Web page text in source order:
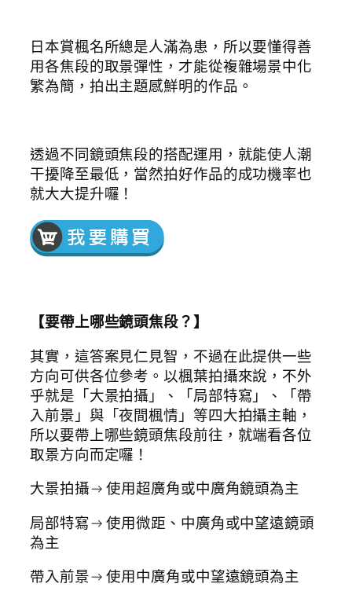
日本賞楓名所總是人滿為患，所以要懂得善
用各焦段的取景彈性，才能從複雜場景中化
繁為簡，拍出主題感鮮明的作品。
透過不同鏡頭焦段的搭配運用，就能使人潮
干擾降至最低，當然拍好作品的成功機率也
就大大提升囉！
【要帶上哪些鏡頭焦段？】
其實，這答案見仁見智，不過在此提供一些
方向可供各位參考。以楓葉拍攝來說，不外
乎就是「大景拍攝」、「局部特寫」、「帶
入前景」與「夜間楓情」等四大拍攝主軸，
所以要帶上哪些鏡頭焦段前往，就端看各位
取景方向而定囉！
大景拍攝→ 使用超廣角或中廣角鏡頭為主
局部特寫→ 使用微距、中廣角或中望遠鏡頭
為主
帶入前景→ 使用中廣角或中望遠鏡頭為主